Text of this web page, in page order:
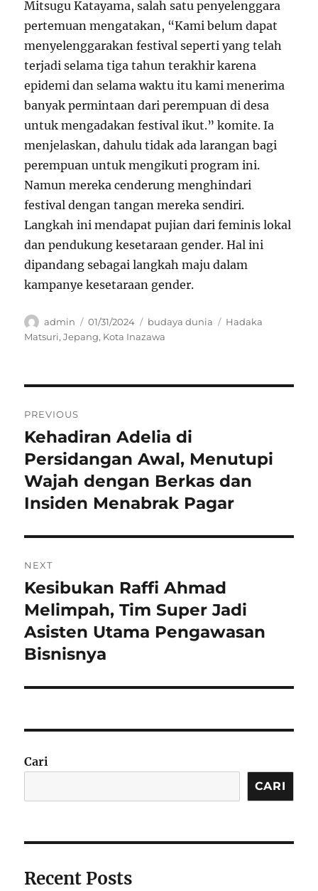
Mitsugu Katayama, salah satu penyelenggara
pertemuan mengatakan, “Kami belum dapat
menyelenggarakan festival seperti yang telah
terjadi selama tiga tahun terakhir karena
epidemi dan selama waktu itu kami menerima
banyak permintaan dari perempuan di desa
untuk mengadakan festival ikut.” komite. Ia
menjelaskan, dahulu tidak ada larangan bagi
perempuan untuk mengikuti program ini.
Namun mereka cenderung menghindari
festival dengan tangan mereka sendiri.
Langkah ini mendapat pujian dari feminis lokal
dan pendukung kesetaraan gender. Hal ini
dipandang sebagai langkah maju dalam
kampanye kesetaraan gender.
Author
admin
Posted
on
01/31/2024 Categories
budaya dunia Tags
Hadaka
Matsuri,Jepang, Kota Inazawa
pos
PREVIOUS
Previous
post:
Kehadiran Adelia di
Persidangan Awal, Menutupi
Wajah dengan Berkas dan
Insiden Menabrak Pagar
NEXT
Next
post:
Kesibukan Raffi Ahmad
Melimpah, Tim Super Jadi
Asisten Utama Pengawasan
Bisnisnya
Cari
CARI
Recent Posts